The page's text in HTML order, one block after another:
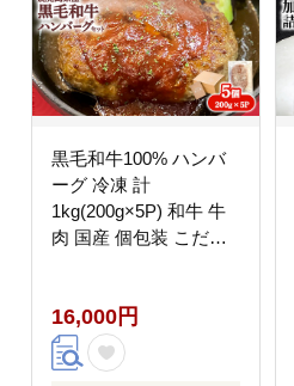
黒毛和牛100% ハンバ
ーグ 冷凍 計
1kg(200g×5P) 和牛 牛
肉 国産 個包装 こだわ
16,000円